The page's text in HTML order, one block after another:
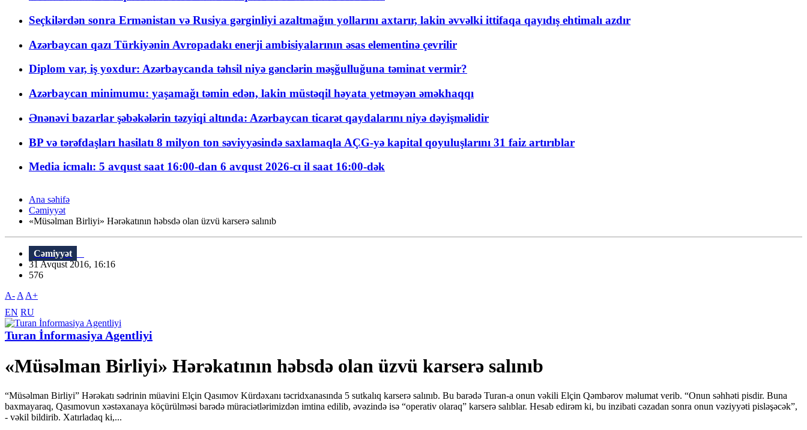
Seçkilərdən sonra Ermənistan və Rusiya gərginliyi azaltmağın yollarını axtarır, lakin əvvəlki ittifaqa qayıdış ehtimalı azdır
Azərbaycan qazı Türkiyənin Avropadakı enerji ambisiyalarının əsas elementinə çevrilir
Diplom var, iş yoxdur: Azərbaycanda təhsil niyə gənclərin məşğulluğuna təminat vermir?
Azərbaycan minimumu: yaşamağı təmin edən, lakin müstəqil həyata yetməyən əməkhaqqı
Ənənəvi bazarlar şəbəkələrin təzyiqi altında: Azərbaycan ticarət qaydalarını niyə dəyişməlidir
BP və tərəfdaşları hasilatı 8 milyon ton səviyyəsində saxlamaqla AÇG-yə kapital qoyuluşlarını 31 faiz artırıblar
Media icmalı: 5 avqust saat 16:00-dan 6 avqust 2026-cı il saat 16:00-dək
Ana səhifə
Cəmiyyət
«Müsəlman Birliyi» Hərəkatının həbsdə olan üzvü karserə salınıb
Cəmiyyət
31 Avqust 2016, 16:16
576
A- A A+
EN RU
Turan İnformasiya Agentliyi
«Müsəlman Birliyi» Hərəkatının həbsdə olan üzvü karserə salınıb
“Müsəlman Birliyi” Hərəkatı sədrinin müavini Elçin Qasımov Kürdəxanı təcridxanasında 5 sutkalıq karserə salınıb. Bu barədə Turan-a onun vəkili Elçin Qəmbərov məlumat verib. “Onun səhhəti pisdir. Buna
baxmayaraq, Qasımovun xəstəxanaya köçürülməsi barədə müraciətlərimizdən imtina edilib, əvəzində isə “operativ olaraq” karserə salıblar. Hesab edirəm ki, bu inzibati cəzadan sonra onun vəziyyəti pisləşəcək”,
- vəkil bildirib. Xatırladaq ki,...